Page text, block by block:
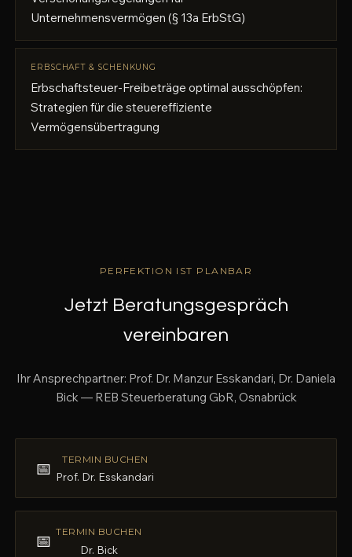
Unternehmensvermögen (§ 13a ErbStG)
ERBSCHAFT & SCHENKUNG
Erbschaftsteuer-Freibeträge optimal ausschöpfen:
Strategien für die steuereffiziente
Vermögensübertragung
PERFEKTION IST PLANBAR
Jetzt Beratungsgespräch
vereinbaren
Ihr Ansprechpartner: Prof. Dr. Manzur Esskandari, Dr. Daniela
Bick — REB Steuerberatung GbR, Osnabrück
📅 TERMIN BUCHEN
Prof. Dr. Esskandari
📅 TERMIN BUCHEN
Dr. Bick